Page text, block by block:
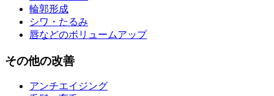
輪郭形成
シワ・たるみ
唇などのボリュームアップ
その他の改善
アンチエイジング